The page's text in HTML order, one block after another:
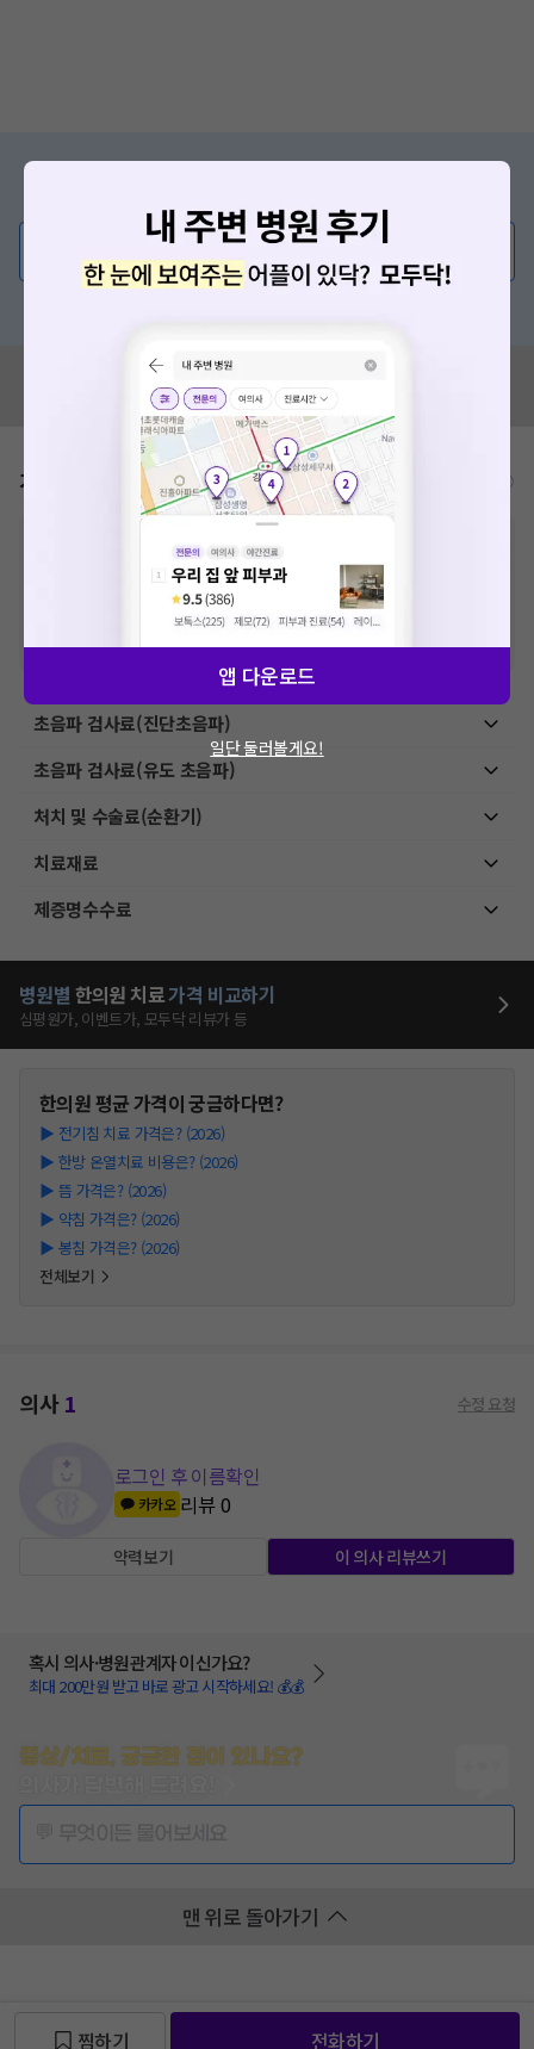
의사가 직접 답해드려요!
💬 무엇이든 물어보세요
혹시 잘못된 병원정보가 있나요?
모두닥 팀에 알려주세요!
가격표 비급여/급여 진료란?
한 가격은 해당 의료기관에 직접 문의해주세요.
급여 항목의 경우, 건강보험심사평가원에 고지되어 있는 급여 진료 기준 가
격입니다. (진료와 연관된 복합적인 비용이 추가되어, 병원마다 금액이 다르게
산정될 수 있는 점 참고 바랍니다.)
※ 이벤트가, 할인가는VAT 포함
초음파 검사료(진단초음파)
초음파 검사료(유도 초음파)
처치 및 수술료(순환기)
치료재료
제증명수수료
병원별 한의원 치료가격 비교하기
심평원가, 이벤트가, 모두닥 리뷰가 등
한의원평균 가격이 궁금하다면?
▶ 전기침 치료 가격은? (2026)
▶ 한방 온열치료 비용은? (2026)
▶ 뜸 가격은? (2026)
▶ 약침 가격은? (2026)
▶ 봉침 가격은? (2026)
전체보기
의사1 수정 요청
로그인 후 이름확인
카카오 리뷰0
약력보기 이 의사 리뷰쓰기
혹시 의사·병원관계자 이신가요?
최대 200만원 받고 바로 광고 시작하세요! 💰💰
증상/치료, 궁금한 점이 있나요?
맨 위로 돌아가기
찜하기 전화하기
앱 다운로드
일단 둘러볼게요!